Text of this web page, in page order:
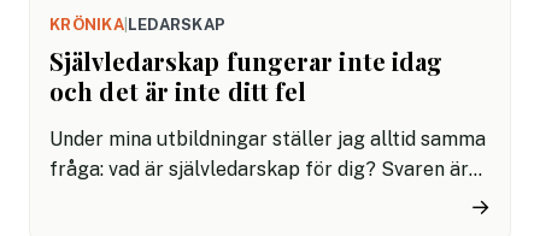
KRÖNIKA| LEDARSKAP
Självledarskap fungerar inte idag
och det är inte ditt fel
Under mina utbildningar ställer jag alltid samma
fråga: vad är självledarskap för dig? Svaren är
→